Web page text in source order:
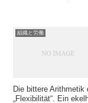
組織と労働
Die bittere
„Flexibilität“. Ein